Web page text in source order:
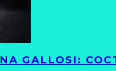
GALLOSI: